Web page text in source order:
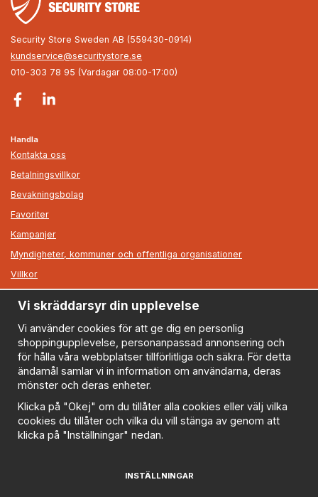
Security Store Sweden AB (559430-0914)
kundservice@securitystore.se
010-303 78 95 (Vardagar 08:00-17:00)
Handla
Kontakta oss
Betalningsvillkor
Bevakningsbolag
Favoriter
Kampanjer
Myndigheter, kommuner och offentliga organisationer
Villkor
Information
Om oss
Nyheter
Nyhetsbrev
Logga in
Om cookies
Cookie inställningar
Vi skräddarsyr din upplevelse
Vi använder cookies för att ge dig en personlig
shoppingupplevelse, personanpassad annonsering och
för hålla våra webbplatser tillförlitliga och säkra. För detta
ändamål samlar vi in information om användarna, deras
mönster och deras enheter.
Klicka på "Okej" om du tillåter alla cookies eller välj vilka
cookies du tillåter och vilka du vill stänga av genom att
klicka på "Inställningar" nedan.
INSTÄLLNINGAR